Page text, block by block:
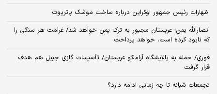
اظهارات رئیس جمهور اوکراین درباره ساخت موشک پاتریوت
انصارالله یمن: عربستان مجبور به ترک یمن خواهد شد/ غرامت هر سنگی را
که نابود کرده است، خواهد پرداخت
فوری/ حمله به پالایشگاه آرامکو عربستان/ تأسیسات گازی جبیل هم هدف
قرار گرفت
تجمعات شبانه تا چه زمانی ادامه دارد؟